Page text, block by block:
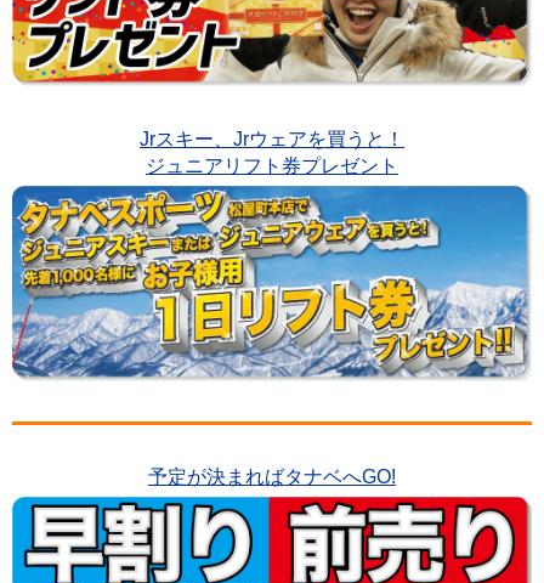
Jrスキー、Jrウェアを買うと！
ジュニアリフト券プレゼント
予定が決まればタナベへGO!